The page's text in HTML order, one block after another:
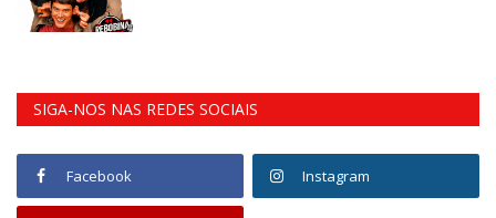
SIGA-NOS NAS REDES SOCIAIS
Facebook Instagram